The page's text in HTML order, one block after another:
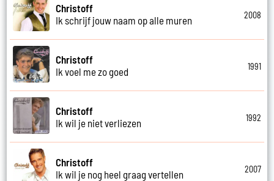
Christoff
Ik schrijf jouw naam op alle muren
2008
Christoff
Ik voel me zo goed
1991
Christoff
Ik wil je niet verliezen
1992
Christoff
Ik wil je nog heel graag vertellen
2007